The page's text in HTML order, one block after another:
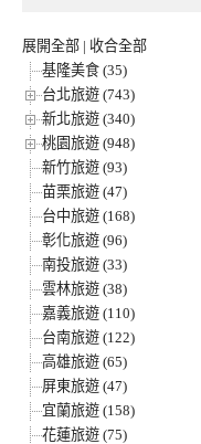
展開全部 | 收合全部
基隆美食 (35)
台北旅遊 (743)
新北旅遊 (340)
桃園旅遊 (948)
新竹旅遊 (93)
苗栗旅遊 (47)
台中旅遊 (168)
彰化旅遊 (96)
南投旅遊 (33)
雲林旅遊 (38)
嘉義旅遊 (110)
台南旅遊 (122)
高雄旅遊 (65)
屏東旅遊 (47)
宜蘭旅遊 (158)
花蓮旅遊 (75)